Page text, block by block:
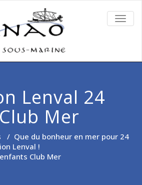
Lenval 24
Mer
/ Que du bonheur en mer pour 24
Lenval !
Club Mer